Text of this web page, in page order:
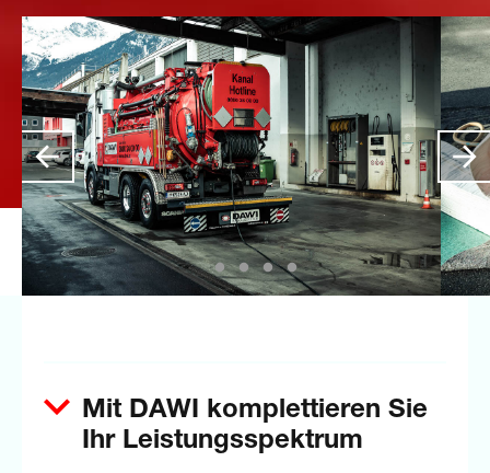
Mit DAWI komplettieren Sie
Ihr Leistungsspektrum